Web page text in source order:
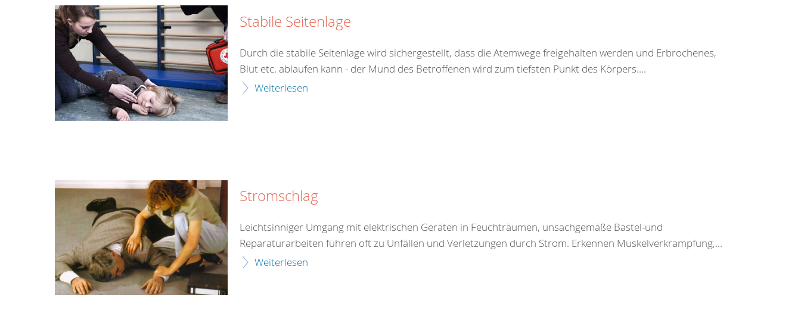
Stabile Seitenlage
Durch die stabile Seitenlage wird sichergestellt, dass die Atemwege freigehalten werden und Erbrochenes,
Blut etc. ablaufen kann - der Mund des Betroffenen wird zum tiefsten Punkt des Körpers....
Weiterlesen
Stromschlag
Leichtsinniger Umgang mit elektrischen Geräten in Feuchträumen, unsachgemäße Bastel-und
Reparaturarbeiten führen oft zu Unfällen und Verletzungen durch Strom. Erkennen Muskelverkrampfung,...
Weiterlesen